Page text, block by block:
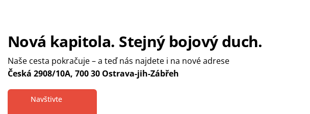
Nová kapitola. Stejný bojový duch.
Naše cesta pokračuje – a teď nás najdete i na nové adrese
Česká 2908/10A, 700 30 Ostrava-jih-Zábřeh
Navštivte